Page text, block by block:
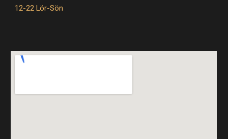
12-22 Lör-Sön